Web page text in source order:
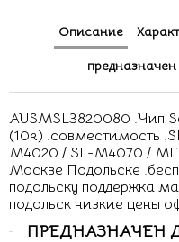
Описание
AUSMSL3820080 .Чип
(10k) .совместимость
M4020 / SL-M4070 /
Москве Подольске
подольску поддержка
подольск низкие цены
ПРЕДНАЗНАЧЕН